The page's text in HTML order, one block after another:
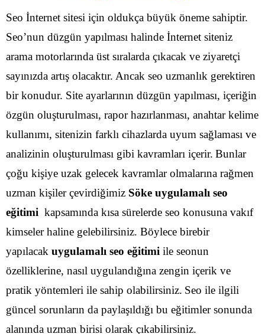
Seo İnternet sitesi için oldukça büyük öneme sahiptir.
Seo’nun düzgün yapılması halinde İnternet siteniz
arama motorlarında üst sıralarda çıkacak ve ziyaretçi
sayınızda artış olacaktır. Ancak seo uzmanlık gerektiren
bir konudur. Site ayarlarının düzgün yapılması, içeriğin
özgün oluşturulması, rapor hazırlanması, anahtar kelime
kullanımı, sitenizin farklı cihazlarda uyum sağlaması ve
analizinin oluşturulması gibi kavramları içerir. Bunlar
çoğu kişiye uzak gelecek kavramlar olmalarına rağmen
uzman kişiler çevirdiğimiz Söke uygulamalı seo
eğitimi kapsamında kısa sürelerde seo konusuna vakıf
kimseler haline gelebilirsiniz. Böylece birebir
yapılacak uygulamalı seo eğitimi ile seonun
özelliklerine, nasıl uygulandığına zengin içerik ve
pratik yöntemleri ile sahip olabilirsiniz. Seo ile ilgili
güncel sorunların da paylaşıldığı bu eğitimler sonunda
alanında uzman birisi olarak çıkabilirsiniz.